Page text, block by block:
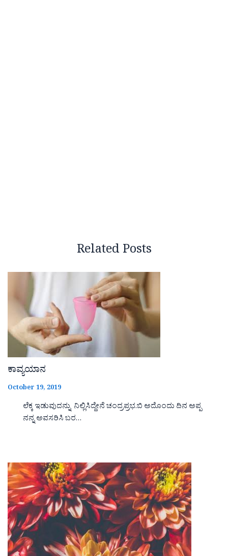
Related Posts
ಕಾವ್ಯಯಾನ
October 19, 2019
ಲೆಕ್ಕ ಇಡುವುದನ್ನು ನಿಲ್ಲಿಸಿದ್ದೇನೆ ಚಂದ್ರಪ್ರಭ.ಬಿ ಅದೊಂದು ದಿನ ಅಪ್ಪ
ನನ್ನ ಅವಸರಿಸಿ ಬರ…